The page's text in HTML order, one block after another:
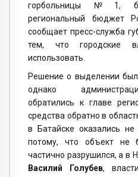
горбольницы №1,
региональный бюджет
сообщает пресс-служба
тем, что городские
использовать.
Решение о выделении
однако
обратились к главе
средства обратно в
в Батайске оказались не
потому, что объект не
частично разрушился, а в
Василий Голубев,